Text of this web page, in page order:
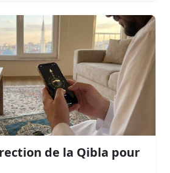
de la Qibla pour